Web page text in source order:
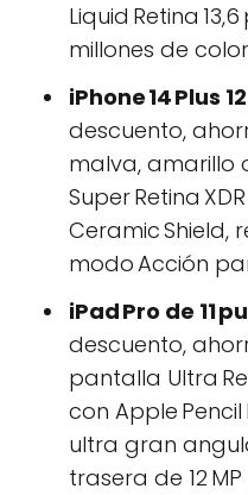
Liquid Retina
millones de
iPhone 14 Plus
descuento,
malva, amarillo
Super Retina
Ceramic Shield,
modo Acción
iPad Pro de 11
descuento,
pantalla Ultra
con Apple
ultra gran
trasera de 12